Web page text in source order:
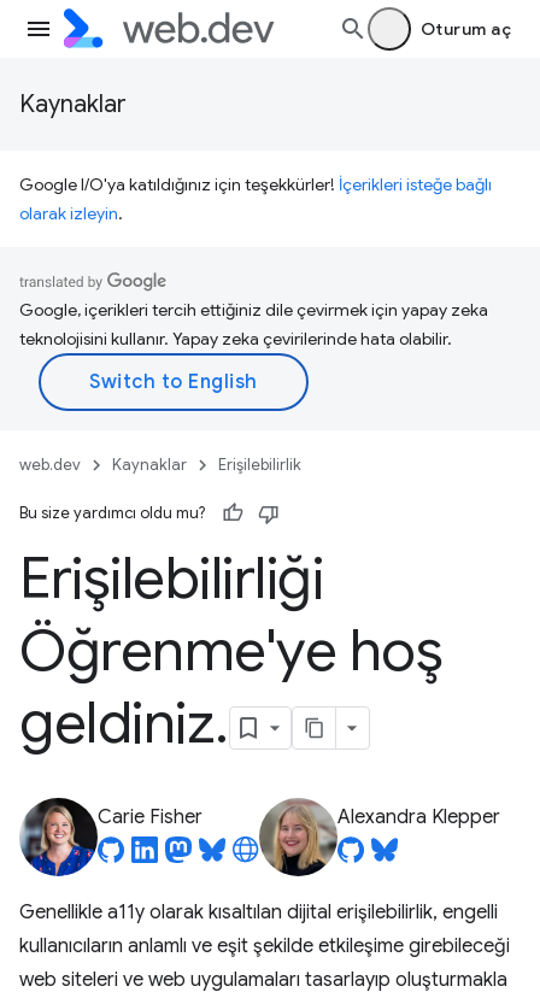
Oturum aç
Kaynaklar
Google I/O'ya katıldığınız için teşekkürler! İçerikleri isteğe bağlı
olarak izleyin.
Google, içerikleri tercih ettiğiniz dile çevirmek için yapay zeka
teknolojisini kullanır. Yapay zeka çevirilerinde hata olabilir.
web.dev Kaynaklar Erişilebilirlik
Bu size yardımcı oldu mu?
Erişilebilirliği
Öğrenme'ye hoş
geldiniz.
Carie Fisher Alexandra Klepper
Genellikle a11y olarak kısaltılan dijital erişilebilirlik, engelli
kullanıcıların anlamlı ve eşit şekilde etkileşime girebileceği
web siteleri ve web uygulamaları tasarlayıp oluşturmakla